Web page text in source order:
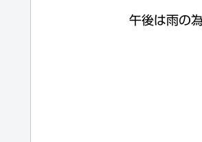
午後は雨の